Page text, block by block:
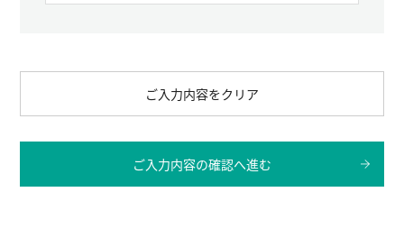
ご入力内容をクリア
ご入力内容の確認へ進む